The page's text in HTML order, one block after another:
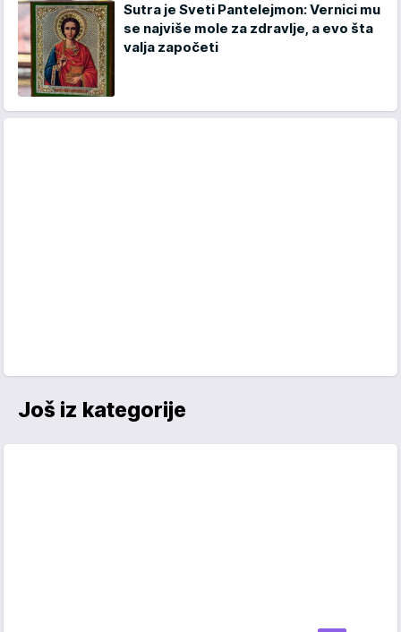
Sutra je Sveti Pantelejmon: Vernici mu
se najviše mole za zdravlje, a evo šta
valja započeti
Još iz kategorije